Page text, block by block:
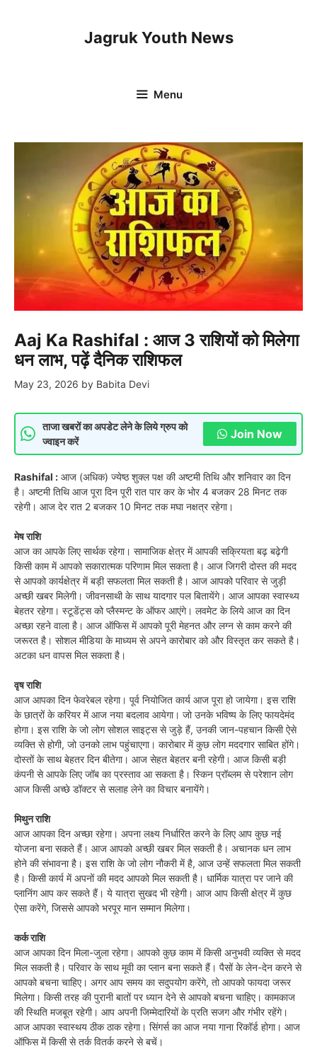
Jagruk Youth News
Menu
Aaj Ka Rashifal : आज 3 राशियों को मिलेगा
धन लाभ, पढ़ें दैनिक राशिफल
May 23, 2026 by Babita Devi
ताजा खबरों का अपडेट लेने के लिये ग्रुप को
ज्वाइन करें
Join Now
Rashifal : आज (अधिक) ज्येष्ठ शुक्ल पक्ष की अष्टमी तिथि और शनिवार का दिन
है। अष्टमी तिथि आज पूरा दिन पूरी रात पार कर के भोर 4 बजकर 28 मिनट तक
रहेगी। आज देर रात 2 बजकर 10 मिनट तक मघा नक्षत्र रहेगा।
मेष राशि
आज का आपके लिए सार्थक रहेगा। सामाजिक क्षेत्र में आपकी सक्रियता बढ़ बढ़ेगी
किसी काम में आपको सकारात्मक परिणाम मिल सकता है। आज जिगरी दोस्त की मदद
से आपको कार्यक्षेत्र में बड़ी सफलता मिल सकती है। आज आपको परिवार से जुड़ी
अच्छी खबर मिलेगी। जीवनसाथी के साथ यादगार पल बितायेंगे। आज आपका स्वास्थ्य
बेहतर रहेगा। स्टूडेंट्स को प्लैस्मन्ट के ऑफर आएंगे। लवमेट के लिये आज का दिन
अच्छा रहने वाला है। आज ऑफिस में आपको पूरी मेहनत और लग्न से काम करने की
जरूरत है। सोशल मीडिया के माध्यम से अपने कारोबार को और विस्तृत कर सकते है।
अटका धन वापस मिल सकता है।
वृष राशि
आज आपका दिन फेवरेबल रहेगा। पूर्व नियोजित कार्य आज पूरा हो जायेगा। इस राशि
के छात्रों के करियर में आज नया बदलाव आयेगा। जो उनके भविष्य के लिए फायदेमंद
होगा। इस राशि के जो लोग सोशल साइट्स से जुड़े हैं, उनकी जान-पहचान किसी ऐसे
व्यक्ति से होगी, जो उनको लाभ पहुंचाएगा। कारोबार में कुछ लोग मददगार साबित होंगे।
दोस्तों के साथ बेहतर दिन बीतेगा। आज सेहत बेहतर बनी रहेगी। आज किसी बड़ी
कंपनी से आपके लिए जॉब का प्रस्ताव आ सकता है। स्किन प्रॉब्लम से परेशान लोग
आज किसी अच्छे डॉक्टर से सलाह लेने का विचार बनायेंगे।
मिथुन राशि
आज आपका दिन अच्छा रहेगा। अपना लक्ष्य निर्धारित करने के लिए आप कुछ नई
योजना बना सकते हैं। आज आपको अच्छी खबर मिल सकती है। अचानक धन लाभ
होने की संभावना है। इस राशि के जो लोग नौकरी में है, आज उन्हें सफलता मिल सकती
है। किसी कार्य में अपनों की मदद आपको मिल सकती है। धार्मिक यात्रा पर जाने की
प्लानिंग आप कर सकते हैं। ये यात्रा सुखद भी रहेगी। आज आप किसी क्षेत्र में कुछ
ऐसा करेंगे, जिससे आपको भरपूर मान सम्मान मिलेगा।
कर्क राशि
आज आपका दिन मिला-जुला रहेगा। आपको कुछ काम में किसी अनुभवी व्यक्ति से मदद
मिल सकती है। परिवार के साथ मूवी का प्लान बना सकते हैं। पैसों के लेन-देन करने से
आपको बचना चाहिए। अगर आप समय का सदुपयोग करेंगे, तो आपको फायदा जरूर
मिलेगा। किसी तरह की पुरानी बातों पर ध्यान देने से आपको बचना चाहिए। कामकाज
की स्थिति मजबूत रहेगी। आप अपनी जिम्मेदारियों के प्रति सजग और गंभीर रहेंगे।
आज आपका स्वास्थय ठीक ठाक रहेगा। सिंगर्स का आज नया गाना रिकॉर्ड होगा। आज
ऑफिस में किसी से तर्क वितर्क करने से बचें।